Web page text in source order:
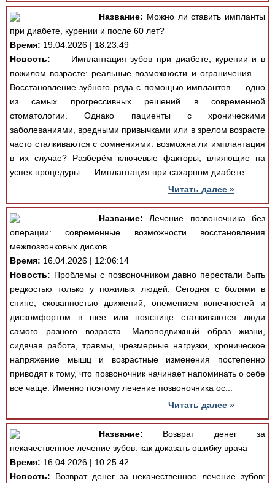
Название: Можно ли ставить импланты
при диабете, курении и после 60 лет?
Время: 19.04.2026 | 18:23:49
Новость: Имплантация зубов при диабете, курении и в
пожилом возрасте: реальные возможности и ограничения
Восстановление зубного ряда с помощью имплантов — одно
из самых прогрессивных решений в современной
стоматологии. Однако пациенты с хроническими
заболеваниями, вредными привычками или в зрелом возрасте
часто сталкиваются с сомнениями: возможна ли имплантация
в их случае? Разберём ключевые факторы, влияющие на
успех процедуры. Имплантация при сахарном диабете...
Читать далее »
Название: Лечение позвоночника без
операции: современные возможности восстановления
межпозвонковых дисков
Время: 16.04.2026 | 12:06:14
Новость: Проблемы с позвоночником давно перестали быть
редкостью только у пожилых людей. Сегодня с болями в
спине, скованностью движений, онемением конечностей и
дискомфортом в шее или пояснице сталкиваются люди
самого разного возраста. Малоподвижный образ жизни,
сидячая работа, травмы, чрезмерные нагрузки, хроническое
напряжение мышц и возрастные изменения постепенно
приводят к тому, что позвоночник начинает напоминать о себе
все чаще. Именно поэтому лечение позвоночника ос...
Читать далее »
Название: Возврат денег за
некачественное лечение зубов: как доказать ошибку врача
Время: 16.04.2026 | 10:25:42
Новость: Возврат денег за некачественное лечение зубов: